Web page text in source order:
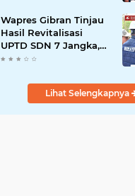
Wapres Gibran Tinjau
Hasil Revitalisasi
UPTD SDN 7 Jangka,
Pastikan Pemulihan
Pascabencana
Berjalan OptimalLihat Selengkapnya